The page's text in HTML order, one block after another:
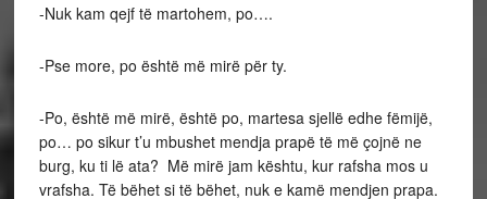
-Nuk kam qejf të martohem, po….
-Pse more, po është më mirë për ty.
-Po, është më mirë, është po, martesa sjellë edhe fëmijë,
po… po sikur t’u mbushet mendja prapë të më çojnë ne
burg, ku ti lë ata? Më mirë jam kështu, kur rafsha mos u
vrafsha. Të bëhet si të bëhet, nuk e kamë mendjen prapa.